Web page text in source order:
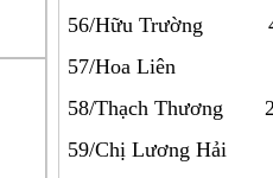
56/Hữu Trường
57/Hoa Liên
58/Thạch Thương
59/Chị Lương Hải